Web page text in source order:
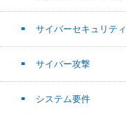
サイバーセキュリティ
サイバー攻撃
システム要件